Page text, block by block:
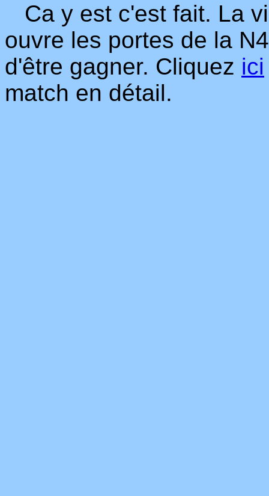
Ca y est c'est fait. La
ouvre les portes de la
d'être gagner. Cliquez ici
match en détail.